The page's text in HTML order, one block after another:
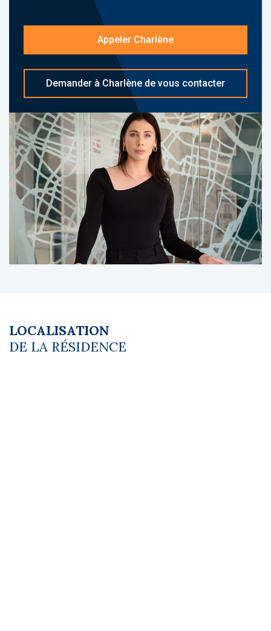
transports et du centre-ville, constitue un
services : accueil, petit-déjeuner, laverie, Wi-
Fi gratuit, parking souterrain. La copropriété
se compose d’environ 196 appartements.
À propos du gestionnaire occupant :
Zenitude Hôtel-Résidences exploite plus de
30 résidences en France, avec une offre
adaptée aux séjours d’affaires comme de
loisirs, et un positionnement reconnu sur le
marché des résidences de services.
Les diagnostics sont en cours de réalisation.
Le coin du LMNP - Charlène Levignac agent
basé à NEUILLY SUR SEINE - 01 84 78 46 50 -
Plus d'informations sur
[email protected]réf.
26944 Bien soumis au statut juridique de la
Pas de procédure en cours.
Honoraires à la charge du vendeur
Appeler Charlène
Demander à Charlène de vous contacter
LOCALISATION
DE LA RÉSIDENCE